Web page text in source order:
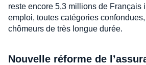
reste encore 5,3 millions de Français
emploi, toutes catégories
chômeurs de très longue durée.
Nouvelle réforme de